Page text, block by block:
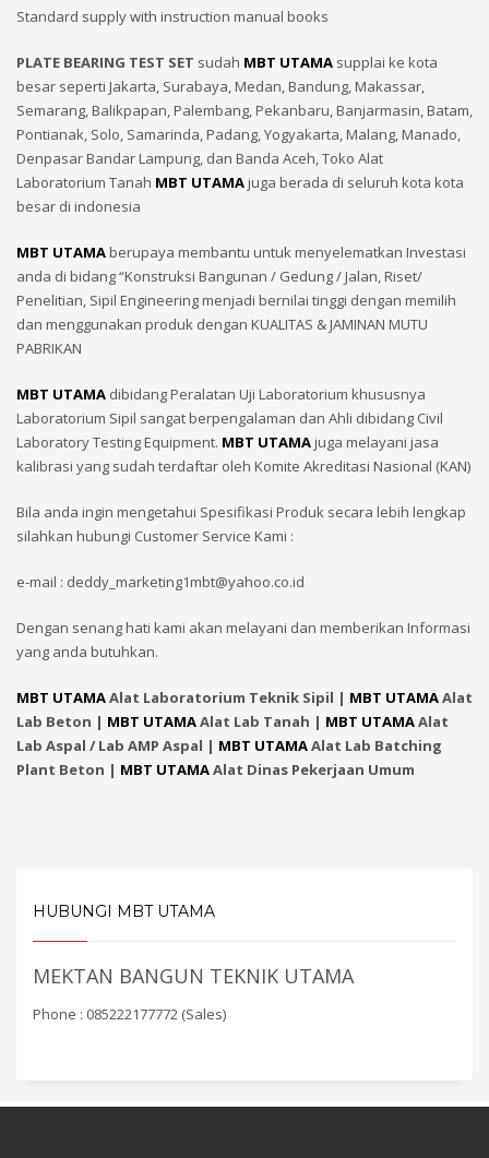
Standard supply with instruction manual books
PLATE BEARING TEST SET sudah MBT UTAMA supplai ke kota
besar seperti Jakarta, Surabaya, Medan, Bandung, Makassar,
Semarang, Balikpapan, Palembang, Pekanbaru, Banjarmasin, Batam,
Pontianak, Solo, Samarinda, Padang, Yogyakarta, Malang, Manado,
Denpasar Bandar Lampung, dan Banda Aceh, Toko Alat
Laboratorium Tanah MBT UTAMAjuga berada di seluruh kota kota
besar di indonesia
MBT UTAMAberupaya membantu untuk menyelematkan Investasi
anda di bidang “Konstruksi Bangunan / Gedung / Jalan, Riset/
Penelitian, Sipil Engineering menjadi bernilai tinggi dengan memilih
dan menggunakan produk dengan KUALITAS & JAMINAN MUTU
PABRIKAN
MBT UTAMA dibidang Peralatan Uji Laboratorium khususnya
Laboratorium Sipil sangat berpengalaman dan Ahli dibidang Civil
Laboratory Testing Equipment. MBT UTAMAjuga melayani jasa
kalibrasi yang sudah terdaftar oleh Komite Akreditasi Nasional (KAN)
Bila anda ingin mengetahui Spesifikasi Produk secara lebih lengkap
silahkan hubungi Customer Service Kami :
e-mail : deddy_marketing1mbt@yahoo.co.id
Dengan senang hati kami akan melayani dan memberikan Informasi
yang anda butuhkan.
MBT UTAMAAlat Laboratorium Teknik Sipil | MBT UTAMAAlat
Lab Beton | MBT UTAMAAlat Lab Tanah | MBT UTAMAAlat
Lab Aspal / Lab AMP Aspal | MBT UTAMAAlat Lab Batching
Plant Beton | MBT UTAMAAlat Dinas Pekerjaan Umum
HUBUNGI MBT UTAMA
MEKTAN BANGUN TEKNIK UTAMA
Phone : 085222177772 (Sales)